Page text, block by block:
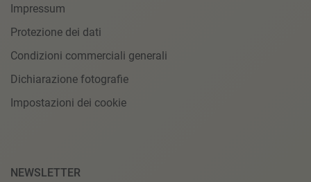
Impressum
Protezione dei dati
Condizioni commerciali generali
Dichiarazione fotografie
Impostazioni dei cookie
NEWSLETTER